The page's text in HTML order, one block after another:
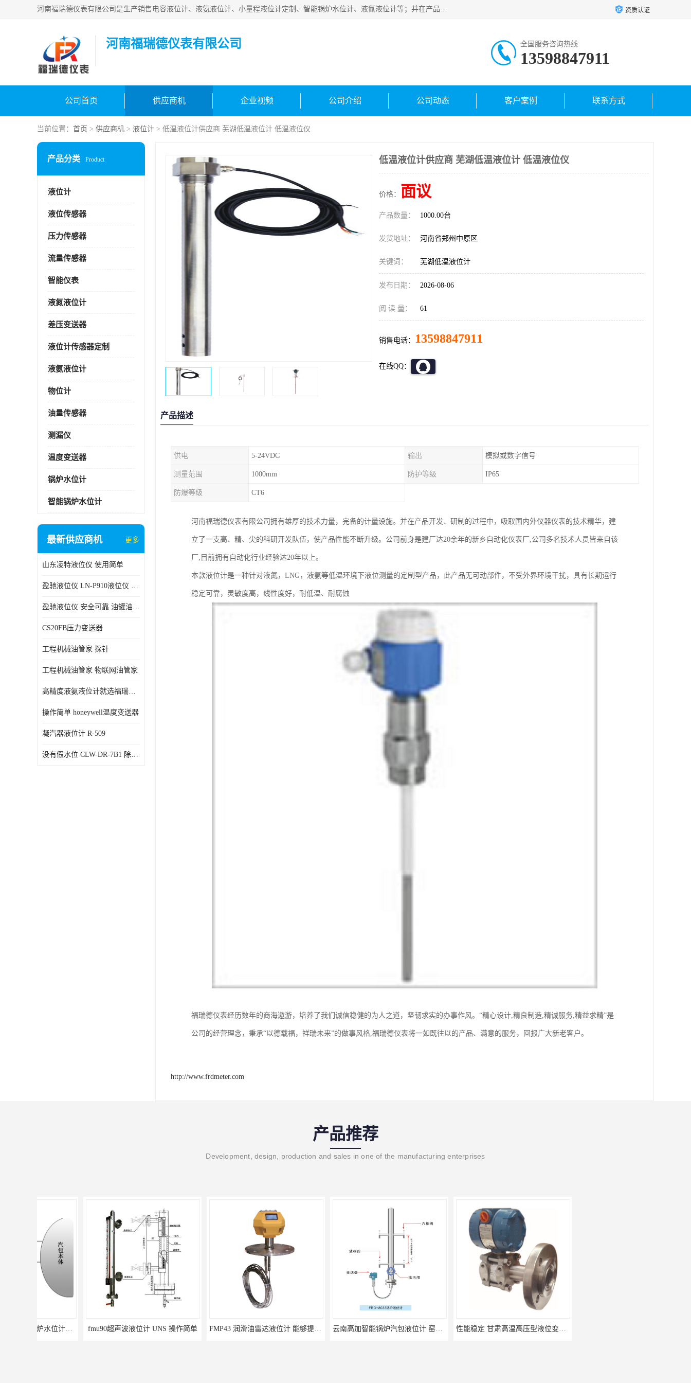
河南福瑞德仪表有限公司是生产销售电容液位计、液氨液位计、小量程液位计定制、智能锅炉水位计、液氮液位计等；并在产品开发、研制的过程中，吸取国内外仪器仪表的技术精华，建立了一支高、精、尖的科研开发队伍，使产品性能不断升级。 资质认证
河南福瑞德仪表有限公司 全国服务咨询热线:
13598847911
公司首页 供应商机 企业视频 公司介绍 公司动态 客户案例 联系方式
当前位置： 首页 > 供应商机 > 液位计 > 低温液位计供应商 芜湖低温液位计 低温液位仪
产品分类 Product
液位计
液位传感器
压力传感器
流量传感器
智能仪表
液氮液位计
差压变送器
液位计传感器定制
液氨液位计
物位计
油量传感器
测漏仪
温度变送器
锅炉水位计
智能锅炉水位计
最新供应商机 更多
山东凌特液位仪 使用简单
盈驰液位仪 LN-P910液位仪 安全可靠
盈驰液位仪 安全可靠 油罐油位检测
CS20FB压力变送器
工程机械油管家 探针
工程机械油管家 物联网油管家
高精度液氨液位计就选福瑞德仪表
操作简单 honeywell温度变送器
凝汽器液位计 R-509
没有假水位 CLW-DR-7B1 除氧器水位测量
低温液位计供应商 芜湖低温液位计 低温液位仪
价格： 面议
产品数量： 1000.00台
发货地址： 河南省郑州中原区
关键词： 芜湖低温液位计
发布日期： 2026-08-06
阅 读 量： 61
销售电话： 13598847911
在线QQ：
产品描述
供电 5-24VDC 输出 模拟或数字信号
测量范围 1000mm 防护等级 IP65
防爆等级 CT6
河南福瑞德仪表有限公司拥有雄厚的技术力量，完备的计量设施。并在产品开发、研制的过程中，吸取国内外仪器仪表的技术精华，建
立了一支高、精、尖的科研开发队伍，使产品性能不断升级。公司前身是建厂达20余年的新乡自动化仪表厂,公司多名技术人员皆来自该
厂,目前拥有自动化行业经验达20年以上。
本款液位计是一种针对液氮，LNG，液氨等低温环境下液位测量的定制型产品，此产品无可动部件，不受外界环境干扰，具有长期运行
稳定可靠，灵敏度高，线性度好，耐低温、耐腐蚀
福瑞德仪表经历数年的商海遨游，培养了我们诚信稳健的为人之道，坚韧求实的办事作风。“精心设计,精良制造,精诚服务,精益求精”是
公司的经营理念，秉承“以德载福，祥瑞未来”的做事风格,福瑞德仪表将一如既往以的产品、满意的服务，回报广大新老客户。
http://www.frdmeter.com
产品推荐
Development, design, production and sales in one of the manufacturing enterprises
fmu90超声波液位计 UNS 操作简单 FMP43 润滑油雷达液位计 能够提供定制服务 云南高加智能锅炉汽包液位计 窑头窑尾液位计 性能稳定 甘肃高温高压型液位变送器 川仪液位计 温度记录仪 曲线无纸记录仪